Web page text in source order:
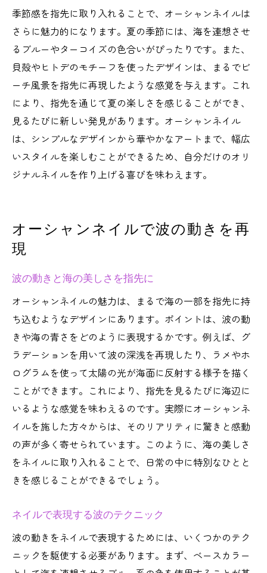
季節感を指先に取り入れることで、オーシャンネイルは
さらに魅力的になります。夏の季節には、海を連想させ
るブルーやターコイズの色合いがぴったりです。また、
貝殻やヒトデのモチーフを使ったデザインは、まるでビ
ーチ風景を指先に再現したような感覚を与えます。これ
により、指先を通じて夏の楽しさを感じることができ、
見るたびに新しい発見があります。オーシャンネイル
は、シンプルなデザインから華やかなアートまで、幅広
いスタイルを楽しむことができるため、自分だけのオリ
ジナルネイルを作り上げる喜びを味わえます。
オーシャンネイルで波の動きを再
現
波の動きと海の美しさを指先に
オーシャンネイルの魅力は、まるで海の一部を指先に持
ち込むようなデザインにあります。ポイントは、波の動
きや海の青さをどのように表現するかです。例えば、グ
ラデーションを用いて波の深浅を再現したり、ラメやホ
ログラムを使って太陽の光が海面に反射する様子を描く
ことができます。これにより、指先を見るたびに海辺に
いるような感覚を味わえるのです。実際にオーシャンネ
イルを施した方々からは、そのリアリティに驚きと感動
の声が多く寄せられています。このように、海の美しさ
をネイルに取り入れることで、日常の中に特別なひとと
きを感じることができるでしょう。
ネイルで表現する波のテクニック
波の動きをネイルで表現するためには、いくつかのテク
ニックを駆使する必要があります。まず、ベースカラー